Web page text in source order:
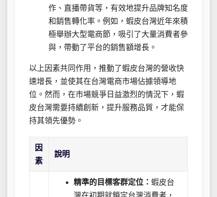
作、直播帶貨等，有效地提升品牌知名度
和銷售轉化率。例如，蝦皮台灣近年來積
極舉辦大型電商節，吸引了大量消費者參
與，帶動了平台的銷售額增長。
以上因素共同作用，推動了蝦皮台灣的營收快
速增長，並使其在台灣電商市場佔據領導地
位。然而，在市場競爭日益激烈的情況下，蝦
皮台灣需要持續創新，提升服務品質，才能保
持其領先優勢。
因
素
說明
精準的目標客群定位：蝦皮台